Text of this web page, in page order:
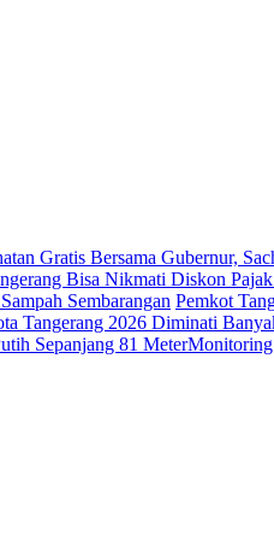
Gratis Bersama Gubernur,
Bisa Nikmati Diskon
Sembarangan Pemkot
Tangerang 2026 Diminati
Sepanjang 81 MeterMonitoring